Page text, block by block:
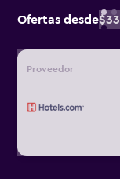
Ofertas desde$33
Proveedor